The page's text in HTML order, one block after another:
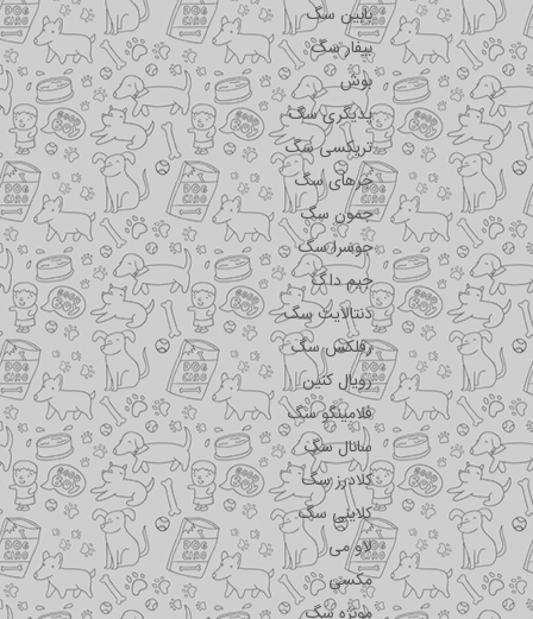
بابین سگ
بیفار سگ
بوش
پدیگری سگ
تریکسی سگ
جرهای سگ
جمون سگ
جوسرا سگ
جیم داگ
دنتالایت سگ
رفلکس سگ
رویال کنین
فلامینگو سگ
سانال سگ
کلادرز سگ
کلاینی سگ
لاو می
مکسی